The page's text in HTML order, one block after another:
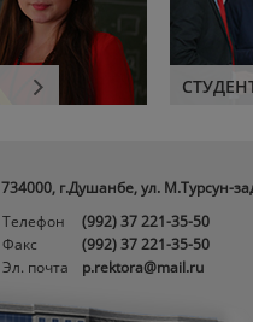
734000, г.Душанбе, ул. М.Турсун-
Телефон
(992) 37 221-35-50
Факс
(992) 37 221-35-50
Эл. почта
p.rektora@mail.ru